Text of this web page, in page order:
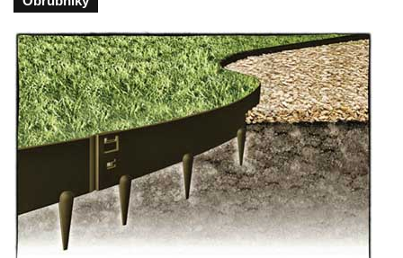
Torzo střeleckého sloupu ve Chřibské
Budova ZŠ a MŠ Tadeáše Haenkeho
Chřibská čp. 280
Dům čp. 175 ve Chřibské
Dům čp. 30 ve Chřibské
Dům čp. 182 ve Chřibské
Dům čp. 10 ve Chřibské
Budova základní školy v Lužci nad Vltavou
Dům čp. 11 v Hrobčicích
Budova stáčírny Bílina-Kyselka